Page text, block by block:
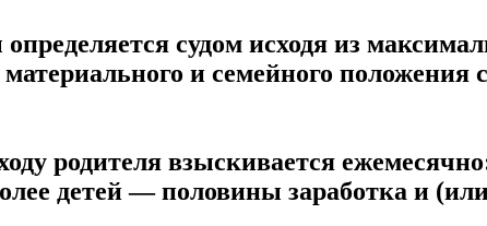
судом исходя из
материального и семейного
родителя взыскивается
детей — половины заработка и